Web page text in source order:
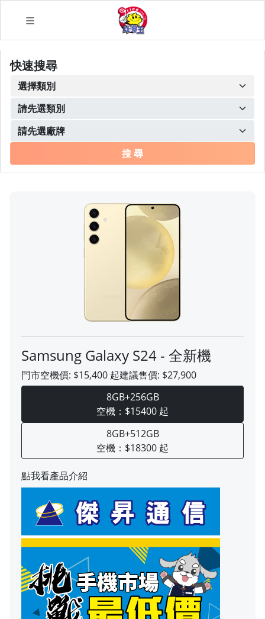
快速搜尋
搜 尋
Samsung Galaxy S24 - 全新機
門市空機價: $15,400 起建議售價: $27,900
8GB+256GB
空機：$15400 起
8GB+512GB
空機：$18300 起
點我看產品介紹